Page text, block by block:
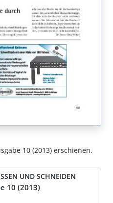
10 (2013) erschienen.
UND SCHNEIDEN
10 (2013)